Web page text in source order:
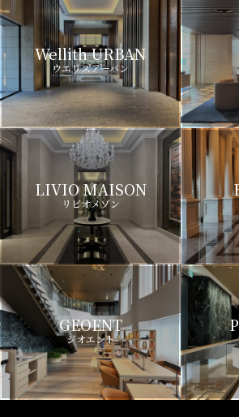
Wellith URBAN
ウエリスアーバン
LIVIO MAISON
リビオメゾン
GEOENT
ジオエント